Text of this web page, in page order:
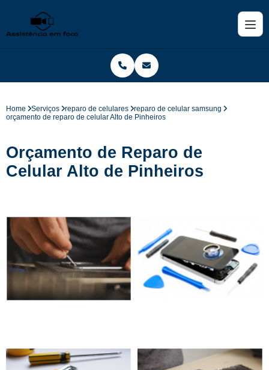
Home Serviços reparo de celulares
reparo de celular samsung
orçamento de reparo de celular Alto de Pinheiros
Orçamento de Reparo de
Celular Alto de Pinheiros